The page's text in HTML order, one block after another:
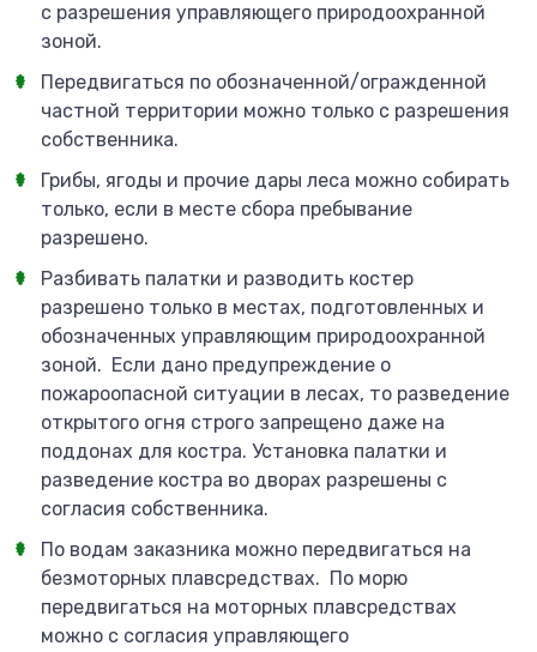
с разрешения управляющего природоохранной
зоной.
Передвигаться по обозначенной/огражденной
частной территории можно только с разрешения
собственника.
Грибы, ягоды и прочие дары леса можно собирать
только, если в месте сбора пребывание
разрешено.
Разбивать палатки и разводить костер
разрешено только в местах, подготовленных и
обозначенных управляющим природоохранной
зоной. Если дано предупреждение о
пожароопасной ситуации в лесах, то разведение
открытого огня строго запрещено даже на
поддонах для костра. Установка палатки и
разведение костра во дворах разрешены с
согласия собственника.
По водам заказника можно передвигаться на
безмоторных плавсредствах. По морю
передвигаться на моторных плавсредствах
можно с согласия управляющего